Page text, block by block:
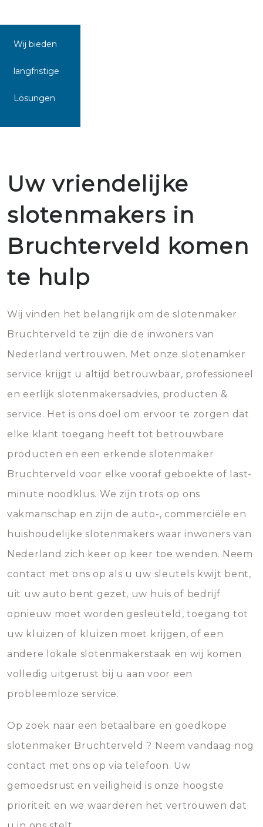
Wij bieden
langfristige
Lösungen
Uw vriendelijke
slotenmakers in
Bruchterveld komen
te hulp
Wij vinden het belangrijk om de slotenmaker
Bruchterveld te zijn die de inwoners van
Nederland vertrouwen. Met onze slotenamker
service krijgt u altijd betrouwbaar, professioneel
en eerlijk slotenmakersadvies, producten &
service. Het is ons doel om ervoor te zorgen dat
elke klant toegang heeft tot betrouwbare
producten en een erkende slotenmaker
Bruchterveld voor elke vooraf geboekte of last-
minute noodklus. We zijn trots op ons
vakmanschap en zijn de auto-, commerciële en
huishoudelijke slotenmakers waar inwoners van
Nederland zich keer op keer toe wenden. Neem
contact met ons op als u uw sleutels kwijt bent,
uit uw auto bent gezet, uw huis of bedrijf
opnieuw moet worden gesleuteld, toegang tot
uw kluizen of kluizen moet krijgen, of een
andere lokale slotenmakerstaak en wij komen
volledig uitgerust bij u aan voor een
probleemloze service.
Op zoek naar een betaalbare en goedkope
slotenmaker Bruchterveld ? Neem vandaag nog
contact met ons op via telefoon. Uw
gemoedsrust en veiligheid is onze hoogste
prioriteit en we waarderen het vertrouwen dat